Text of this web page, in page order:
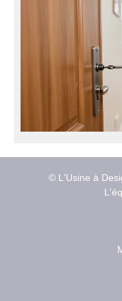
© L'Usine à